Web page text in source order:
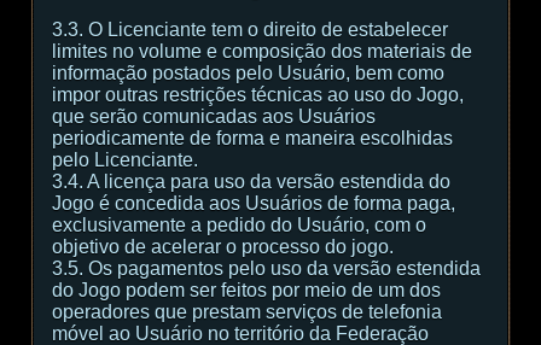
3.3. O Licenciante tem o direito de estabelecer
limites no volume e composição dos materiais de
informação postados pelo Usuário, bem como
impor outras restrições técnicas ao uso do Jogo,
que serão comunicadas aos Usuários
periodicamente de forma e maneira escolhidas
pelo Licenciante.
3.4. A licença para uso da versão estendida do
Jogo é concedida aos Usuários de forma paga,
exclusivamente a pedido do Usuário, com o
objetivo de acelerar o processo do jogo.
3.5. Os pagamentos pelo uso da versão estendida
do Jogo podem ser feitos por meio de um dos
operadores que prestam serviços de telefonia
móvel ao Usuário no território da Federação